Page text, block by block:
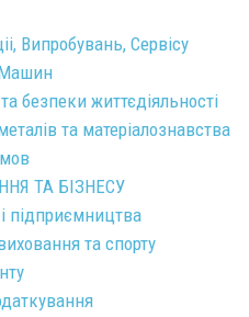
Випробувань, Сервісу
Машин
безпеки життєдіяльності
та матеріалознавства
ТА БІЗНЕСУ
підприємництва
та спорту